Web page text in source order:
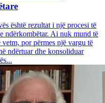
është rezultat i një procesi të
ndërkombëtar. Ai nuk mund të
por përmes një vargu të
ndërtuar dhe konsoliduar